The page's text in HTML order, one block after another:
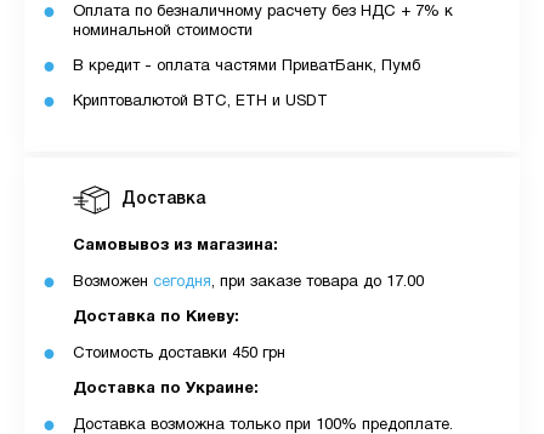
чи прихованих платежів.
Вартість пристрою це політика та умови компанії
MyCloudStore.
Доставка
Самовывоз из магазина:
Возможен сегодня, при заказе товара до 17.00
Доставка по Киеву:
Стоимость доставки 450 грн
Доставка по Украине:
Доставка возможна только при 100% предоплате.
Оплата по безналичному расчету без НДС + 7% к
номинальной стоимости
В кредит - оплата частями ПриватБанк, Пумб
Криптовалютой BTC, ETH и USDT